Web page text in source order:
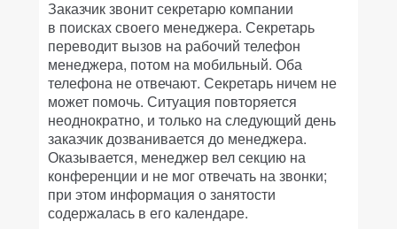
Заказчик звонит секретарю компании
в поисках своего менеджера. Секретарь
переводит вызов на рабочий телефон
менеджера, потом на мобильный. Оба
телефона не отвечают. Секретарь ничем не
может помочь. Ситуация повторяется
неоднократно, и только на следующий день
заказчик дозванивается до менеджера.
Оказывается, менеджер вел секцию на
конференции и не мог отвечать на звонки;
при этом информация о занятости
содержалась в его календаре.